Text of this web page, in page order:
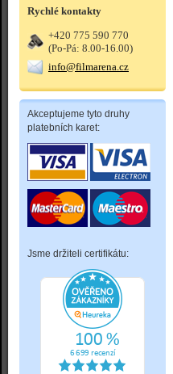
Rychlé kontakty
+420 775 590 770
(Po-Pá: 8.00-16.00)
info@filmarena.cz
Akceptujeme tyto druhy
platebních karet:
Jsme držiteli certifikátu: